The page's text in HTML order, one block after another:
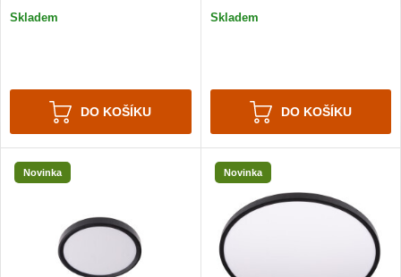
Skladem
DO KOŠÍKU
Skladem
DO KOŠÍKU
Novinka Novinka